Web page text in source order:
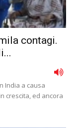
contagi.
India a causa
crescita, ed ancora